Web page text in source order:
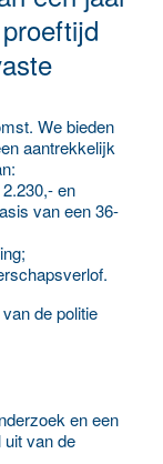
We bieden
aantrekkelijk
en
van een 36-
de politie
en een
van de